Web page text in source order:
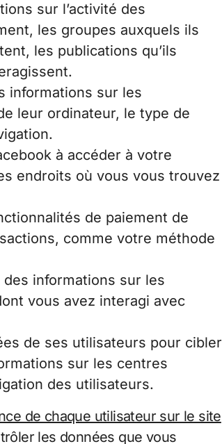
sur l’activité des
les groupes auxquels ils
les publications qu’ils
informations sur les
leur ordinateur, le type de
à accéder à votre
endroits où vous vous trouvez
de paiement de
comme votre méthode
informations sur les
vous avez interagi avec
de ses utilisateurs pour cibler
sur les centres
des utilisateurs.
de chaque utilisateur sur le site
les données que vous